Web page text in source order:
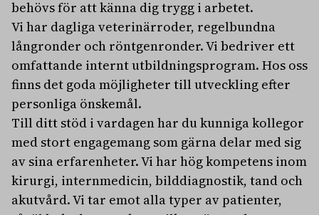
behövs för att känna dig trygg i arbetet.
Vi har dagliga veterinärroder, regelbundna
långronder och röntgenronder. Vi bedriver ett
omfattande internt utbildningsprogram. Hos oss
finns det goda möjligheter till utveckling efter
personliga önskemål.
Till ditt stöd i vardagen har du kunniga kollegor
med stort engagemang som gärna delar med sig
av sina erfarenheter. Vi har hög kompetens inom
kirurgi, internmedicin, bilddiagnostik, tand och
akutvård. Vi tar emot alla typer av patienter,